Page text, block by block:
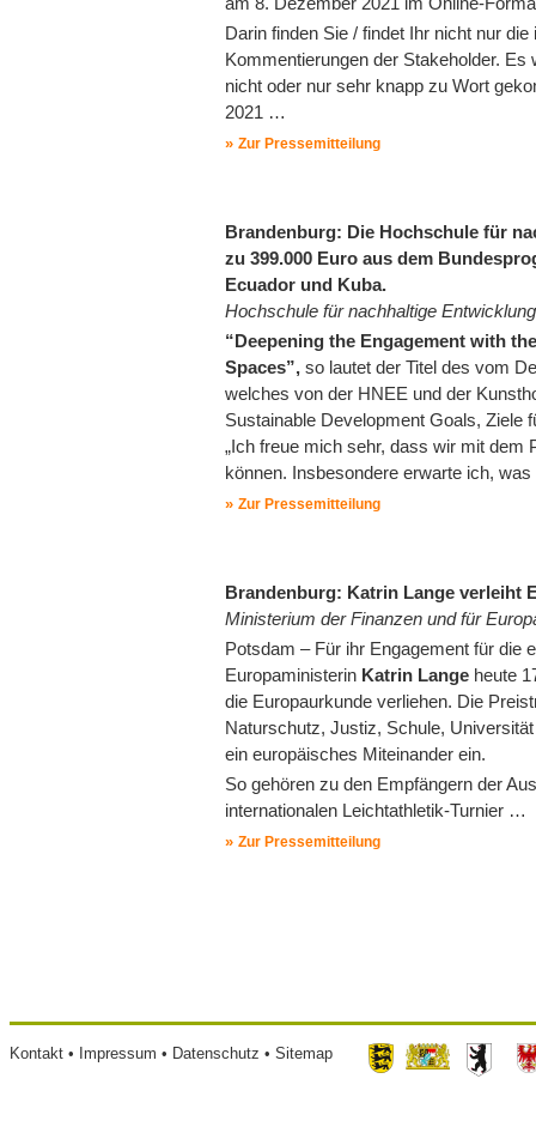
Darin finden Sie / findet Ihr nicht nur
Kommentierungen der Stakeholder.
nicht oder nur sehr knapp zu Wort
2021 …
Zur Pressemitteilung
Brandenburg: Die Hochschule für
zu 399.000 Euro aus dem
Ecuador und Kuba.
Hochschule für nachhaltige
“Deepening the Engagement with
Spaces”, so lautet der Titel des vom
welches von der HNEE und der
Sustainable Development Goals, Ziele
„Ich freue mich sehr, dass wir mit dem
können. Insbesondere erwarte ich,
Zur Pressemitteilung
Brandenburg: Katrin Lange verleiht
Ministerium der Finanzen und für
Potsdam – Für ihr Engagement für die
Europaministerin Katrin Lange heute
die Europaurkunde verliehen. Die
Naturschutz, Justiz, Schule,
ein europäisches Miteinander ein.
So gehören zu den Empfängern der
internationalen Leichtathletik-Turnier …
Zur Pressemitteilung
Footer
Kontakt Impressum Datenschutz Sitemap